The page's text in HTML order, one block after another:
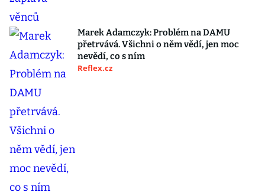
Marek Adamczyk: Problém na DAMU
přetrvává. Všichni o něm vědí, jen moc
nevědí, co s ním
Reflex.cz